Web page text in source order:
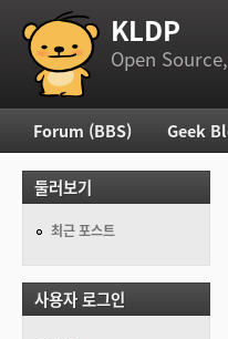
부 메뉴 KLDP
Open
주 메뉴
Forum (BBS) Geek
둘러보기
최근 포스트
사용자 로그인